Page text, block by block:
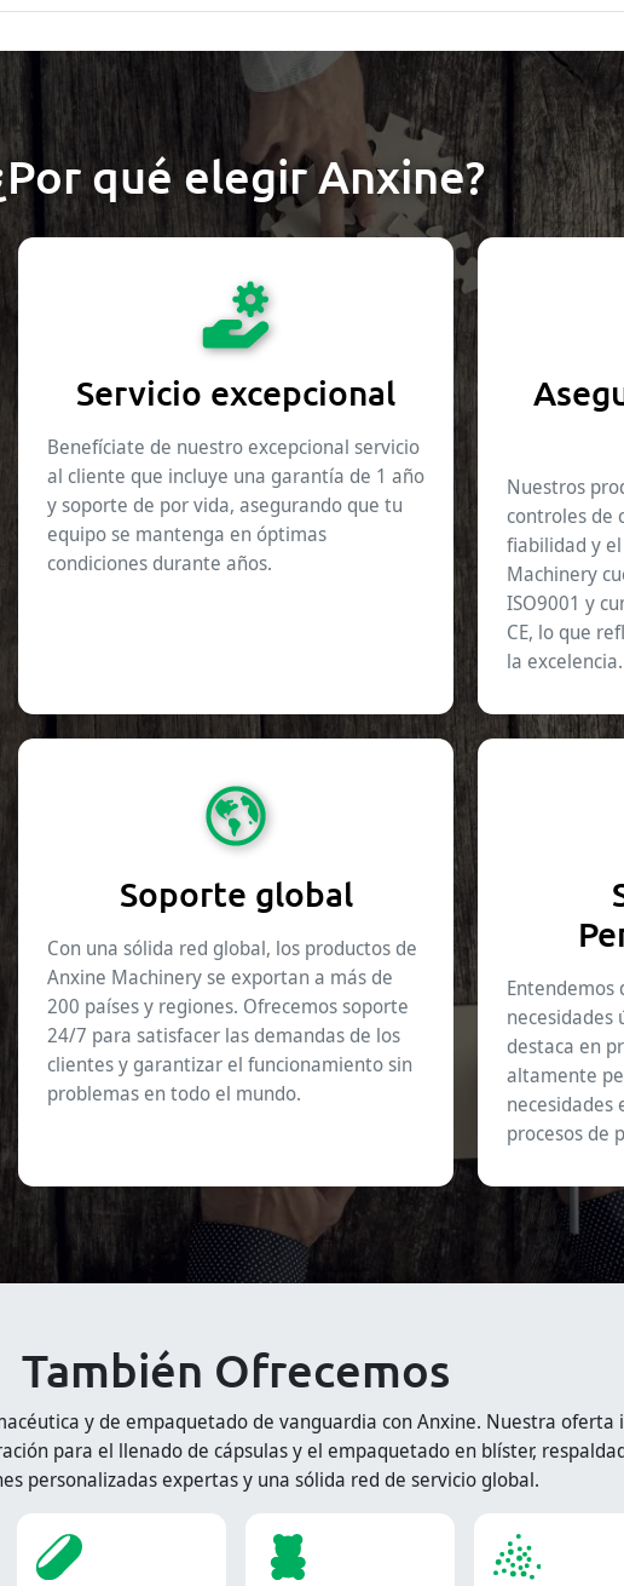
qué elegir Anxine?
Servicio excepcional
Benefíciate de nuestro excepcional servicio
al cliente que incluye una garantía de 1 año
y soporte de por vida, asegurando que tu
equipo se mantenga en óptimas
condiciones durante años.
Nuestros
controles de
fiabilidad y
Machinery
ISO9001 y
CE, lo que
la excelencia.
Soporte global
Con una sólida red global, los productos de
Anxine Machinery se exportan a más de
200 países y regiones. Ofrecemos soporte
24/7 para satisfacer las demandas de los
clientes y garantizar el funcionamiento sin
problemas en todo el mundo.
Entendemos
necesidades
destaca en
altamente
necesidades
procesos de
También Ofrecemos
y de empaquetado de vanguardia con Anxine. Nuestra oferta
para el llenado de cápsulas y el empaquetado en blíster,
personalizadas expertas y una sólida red de servicio global.